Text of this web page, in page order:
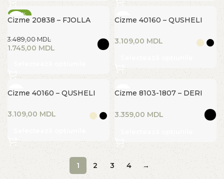
-50%
Cizme 20838 – FJOLLA
3.489,00MDL
1.745,00 MDL
Cizme 40160 – QUSHELI
MDL
Cizme 40160 – QUSHELI
MDL
Cizme 8103-1807 – DERI
MDL
1 2 3 4 →